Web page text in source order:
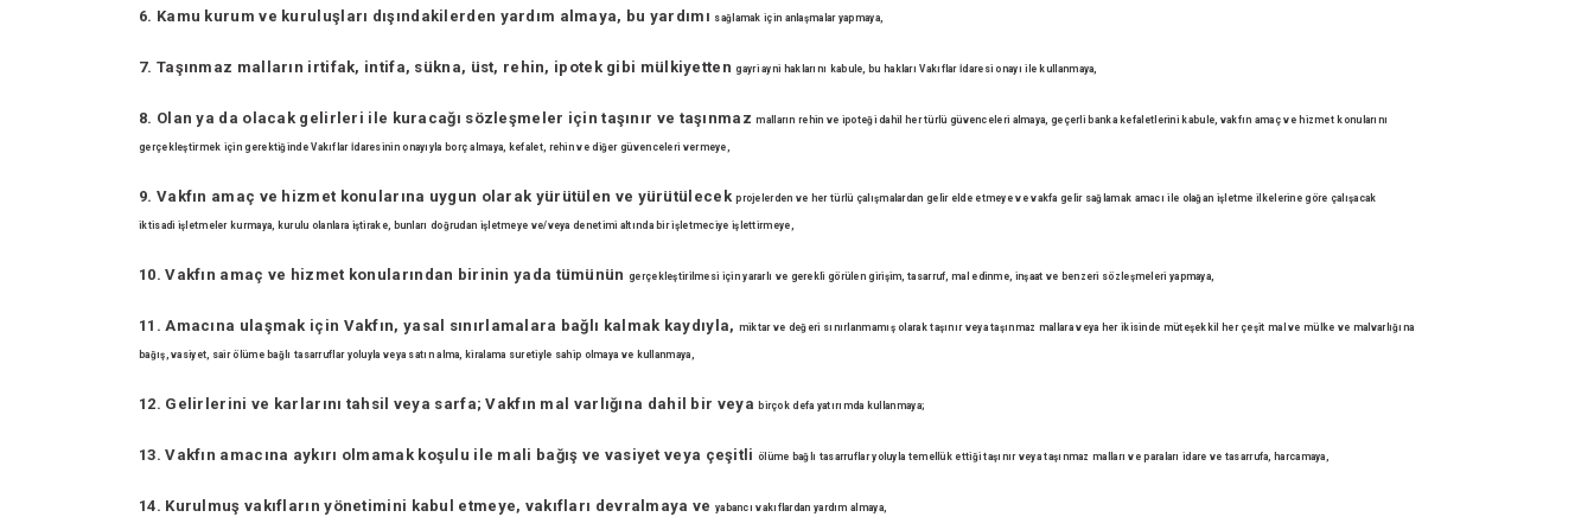
6. Kamu kurum ve kuruluşları dışındakilerden yardım almaya, bu yardımı sağlamak için anlaşmalar yapmaya,
7. Taşınmaz malların irtifak, intifa, sükna, üst, rehin, ipotek gibi mülkiyettengayri ayni haklarını kabule, bu hakları Vakıflar İdaresi onayı ile kullanmaya,
8. Olan ya da olacak gelirleri ile kuracağı sözleşmeler için taşınır ve taşınmazmalların rehin ve ipoteği dahil her türlü güvenceleri almaya, geçerli banka kefaletlerini kabule, vakfın amaç ve hizmet konularını
gerçekleştirmek içingerektiğinde Vakıflar İdaresinin onayıyla borç almaya, kefalet, rehin ve diğergüvenceleri vermeye,
9. Vakfın amaç ve hizmet konularına uygun olarak yürütülen ve yürütülecekprojelerden ve her türlü çalışmalardan gelir elde etmeye ve vakfa gelir sağlamak amacı ile olağan işletme ilkelerine göre çalışacak
iktisadi işletmeler kurmaya, kurulu olanlara iştirake, bunları doğrudan işletmeye ve/veya denetimi altında bir işletmeciye işlettirmeye,
10. Vakfın amaç ve hizmet konularından birinin yada tümünün gerçekleştirilmesi için yararlı ve gerekli görülen girişim, tasarruf, maledinme, inşaat ve benzeri sözleşmeleri yapmaya,
11. Amacına ulaşmak için Vakfın, yasal sınırlamalara bağlı kalmak kaydıyla, miktar ve değeri sınırlanmamış olarak taşınır veya taşınmaz mallara veya her ikisinde müteşekkil her çeşit mal ve mülke ve malvarlığına
bağış,vasiyet, sair ölüme bağlı tasarruflar yoluyla veya satın alma, kiralama suretiyle sahip olmaya ve kullanmaya,
12. Gelirlerini ve karlarını tahsil veya sarfa; Vakfın mal varlığına dahil bir veyabirçok defa yatırımda kullanmaya;
13. Vakfın amacına aykırı olmamak koşulu ile mali bağış ve vasiyet veya çeşitli ölüme bağlı tasarruflar yoluyla temellük ettiği taşınır veya taşınmaz mallarıve paraları idare ve tasarrufa, harcamaya,
14. Kurulmuş vakıfların yönetimini kabul etmeye, vakıfları devralmaya ve yabancı vakıflardan yardım almaya,